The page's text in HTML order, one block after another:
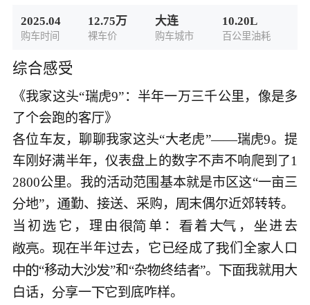
2025.04
购车时间
12.75万
裸车价
大连
购车城市
10.20L
百公里油耗
综合感受
《我家这头“瑞虎9”：半年一万三千公里，像是多
了个会跑的客厅》
各位车友，聊聊我家这头“大老虎”——瑞虎9。提
车刚好满半年，仪表盘上的数字不声不响爬到了1
2800公里。我的活动范围基本就是市区这“一亩三
地”， 勤、接送、采购，  末偶尔近郊转转。
当初 它，理由 单： 着  ， 进去
。半年去，它已成了们全人口
“移大”和“杂终结”。 我就 大
白话， 享一它到底咋样。